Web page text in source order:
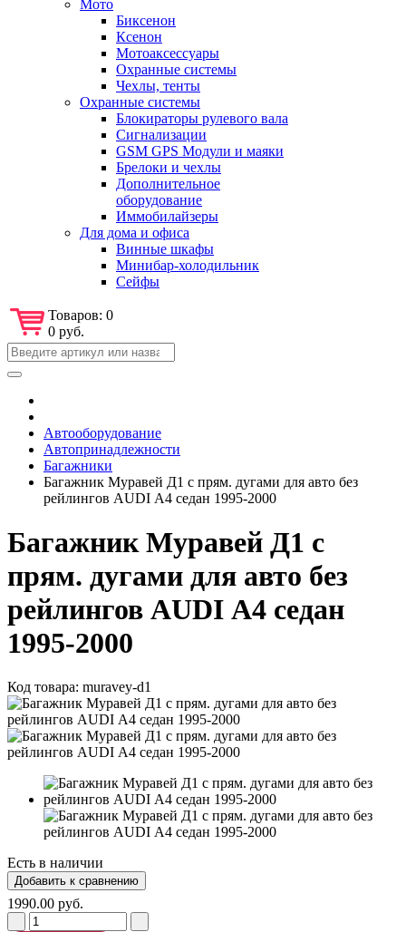
Мото
Биксенон
Ксенон
Мотоаксессуары
Охранные системы
Чехлы, тенты
Охранные системы
Блокираторы рулевого вала
Сигнализации
GSM GPS Модули и маяки
Брелоки и чехлы
Дополнительное
оборудование
Иммобилайзеры
Для дома и офиса
Винные шкафы
Минибар-холодильник
Сейфы
Товаров: 0
0 руб.
Автооборудование
Автопринадлежности
Багажники
Багажник Муравей Д1 с прям. дугами для авто без
рейлингов AUDI А4 седан 1995-2000
Багажник Муравей Д1 с
прям. дугами для авто без
рейлингов AUDI А4 седан
1995-2000
Код товара: muravey-d1
Есть в наличии
1990.00 руб.